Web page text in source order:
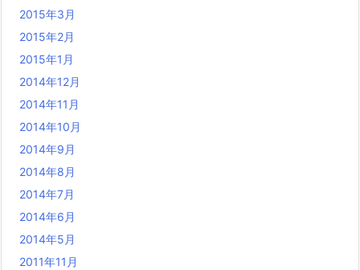
2015年3月
2015年2月
2015年1月
2014年12月
2014年11月
2014年10月
2014年9月
2014年8月
2014年7月
2014年6月
2014年5月
2011年11月